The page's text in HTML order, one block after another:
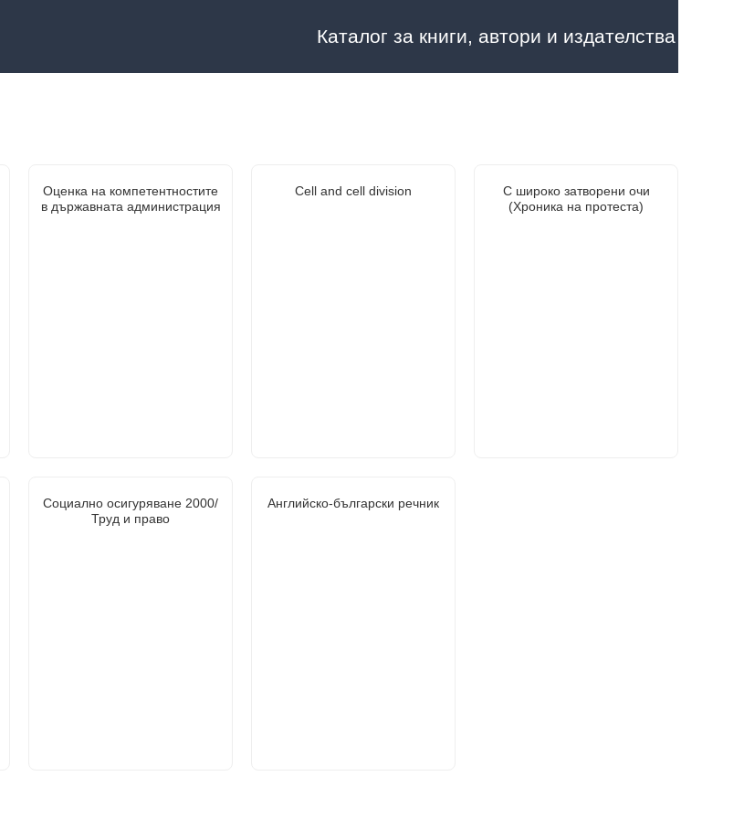
Каталог за книги, автори и издателства
Оценка на компетентностите
в държавната администрация
Cell and cell division
С широко затворени очи
(Хроника на протеста)
Социално осигуряване 2000/
Труд и право
Английско-български речник